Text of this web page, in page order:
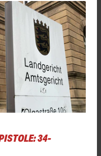
34-